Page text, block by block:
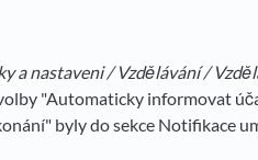
a nastaveni / Vzdělávání /
"Automaticky informovat
byly do sekce Notifikace